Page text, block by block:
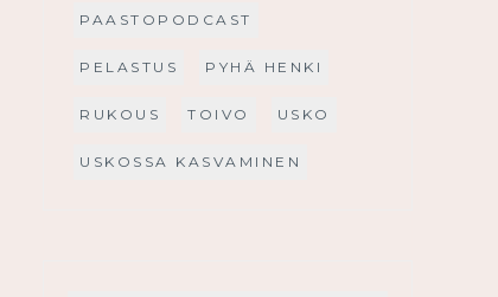
PAASTOPODCAST
PELASTUS PYHÄ HENKI
RUKOUS TOIVO USKO
USKOSSA KASVAMINEN